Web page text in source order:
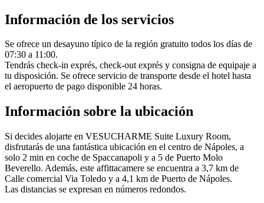
Información de los servicios
Se ofrece un desayuno típico de la región gratuito todos los días de
07:30 a 11:00.
Tendrás check-in exprés, check-out exprés y consigna de equipaje a
tu disposición. Se ofrece servicio de transporte desde el hotel hasta
el aeropuerto de pago disponible 24 horas.
Información sobre la ubicación
Si decides alojarte en VESUCHARME Suite Luxury Room,
disfrutarás de una fantástica ubicación en el centro de Nápoles, a
solo 2 min en coche de Spaccanapoli y a 5 de Puerto Molo
Beverello. Además, este affittacamere se encuentra a 3,7 km de
Calle comercial Via Toledo y a 4,1 km de Puerto de Nápoles.
Las distancias se expresan en números redondos.